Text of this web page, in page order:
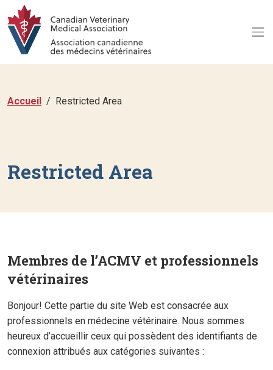
Accueil Restricted Area
Restricted Area
Membres de l’ACMV et professionnels
vétérinaires
Bonjour! Cette partie du site Web est consacrée aux
professionnels en médecine vétérinaire. Nous sommes
heureux d’accueillir ceux qui possèdent des identifiants de
connexion attribués aux catégories suivantes :